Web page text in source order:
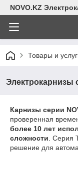
NOVO.KZ
Товары и
Электрокарнизы
Карнизы серии
проверенная
более 10 лет
сложности . Серия
решение для